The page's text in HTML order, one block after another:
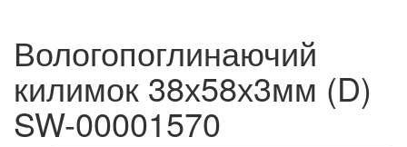
Вологопоглинаючий
килимок 38х58х3мм (D)
SW-00001570